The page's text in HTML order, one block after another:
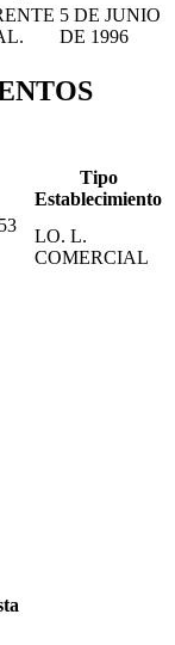
5 DE JUNIO
DE 1996
Tipo
Establecimiento
LO. L.
COMERCIAL